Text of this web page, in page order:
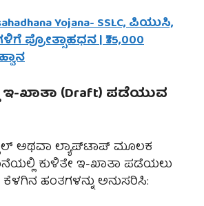
Yojana- SSLC, ಪಿಯುಸಿ,
ಪ್ರೋತ್ಸಾಹಧನ | ₹35,000
ಖಾತಾ (Draft) ಪಡೆಯುವ
ಅಥವಾ ಲ್ಯಾಪ್‌ಟಾಪ್ ಮೂಲಕ
ಕುಳಿತೇ ಇ-ಖಾತಾ ಪಡೆಯಲು
ಹಂತಗಳನ್ನು ಅನುಸರಿಸಿ: